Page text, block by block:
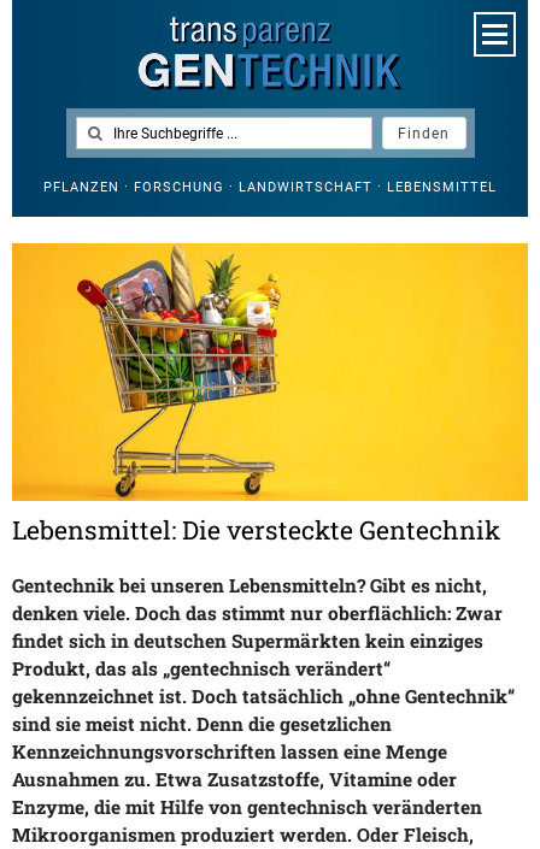
PFLANZEN · FORSCHUNG · LANDWIRTSCHAFT · LEBENSMITTEL
Lebensmittel: Die versteckte Gentechnik
Gentechnik bei unseren Lebensmitteln? Gibt es nicht,
denken viele. Doch das stimmt nur oberflächlich: Zwar
findet sich in deutschen Supermärkten kein einziges
Produkt, das als „gentechnisch verändert“
gekennzeichnet ist. Doch tatsächlich „ohne Gentechnik“
sind sie meist nicht. Denn die gesetzlichen
Kennzeichnungsvorschriften lassen eine Menge
Ausnahmen zu. Etwa Zusatzstoffe, Vitamine oder
Enzyme, die mit Hilfe von gentechnisch veränderten
Mikroorganismen produziert werden. Oder Fleisch,